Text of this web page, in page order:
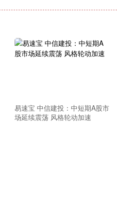
易速宝 中信建投：中短期A股市
场延续震荡 风格轮动加速